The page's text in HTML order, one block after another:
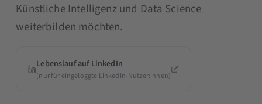
Künstliche Intelligenz und Data Science
weiterbilden möchten.
Lebenslauf auf LinkedIn
(nur für eingeloggte LinkedIn-Nutzer:innen)